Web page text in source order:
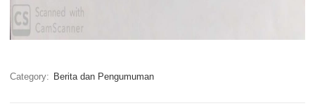
Category: Berita dan Pengumuman